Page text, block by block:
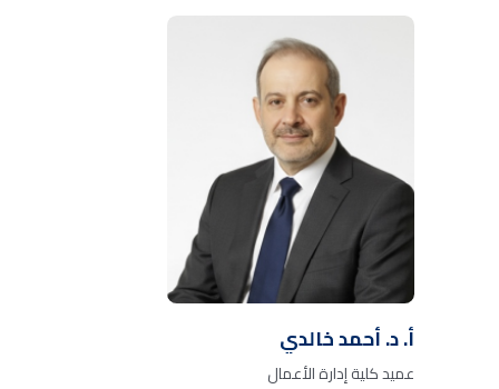
أ. د. أحمد خالدي
عميد كلية إدارة الأعمال